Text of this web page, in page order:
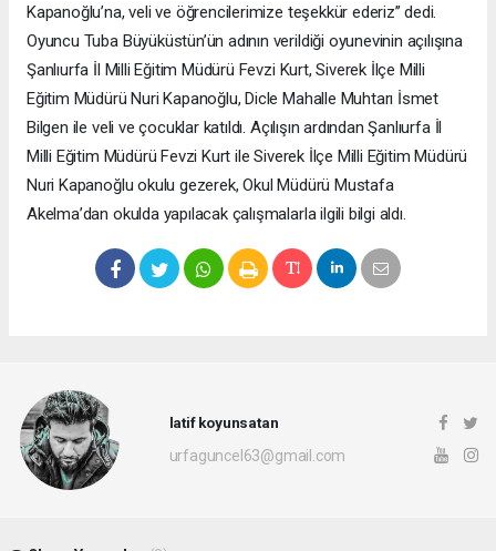
Kapanoğlu’na, veli ve öğrencilerimize teşekkür ederiz’’ dedi.
Oyuncu Tuba Büyüküstün’ün adının verildiği oyunevinin açılışına
Şanlıurfa İl Milli Eğitim Müdürü Fevzi Kurt, Siverek İlçe Milli
Eğitim Müdürü Nuri Kapanoğlu, Dicle Mahalle Muhtarı İsmet
Bilgen ile veli ve çocuklar katıldı. Açılışın ardından Şanlıurfa İl
Milli Eğitim Müdürü Fevzi Kurt ile Siverek İlçe Milli Eğitim Müdürü
Nuri Kapanoğlu okulu gezerek, Okul Müdürü Mustafa
Akelma’dan okulda yapılacak çalışmalarla ilgili bilgi aldı.
latif koyunsatan
urfaguncel63@gmail.com